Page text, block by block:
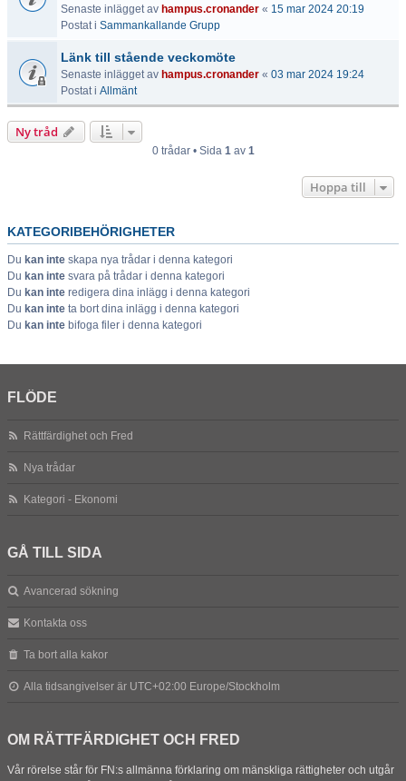
Senaste inlägget av hampus.cronander « 15 mar 2024 20:19
Postat i Sammankallande Grupp
Länk till stående veckomöte
Senaste inlägget av hampus.cronander « 03 mar 2024 19:24
Postat i Allmänt
Ny tråd
0 trådar • Sida 1av 1
Hoppa till
KATEGORIBEHÖRIGHETER
Du kan inte skapa nya trådar i denna kategori
Du kan inte svara på trådar i denna kategori
Du kan inte redigera dina inlägg i denna kategori
Du kan inte ta bort dina inlägg i denna kategori
Du kan inte bifoga filer i denna kategori
FLÖDE
Rättfärdighet och Fred
Nya trådar
Kategori - Ekonomi
GÅ TILL SIDA
Avancerad sökning
Kontakta oss
Ta bort alla kakor
Alla tidsangivelser är UTC+02:00 Europe/Stockholm
OM RÄTTFÄRDIGHET OCH FRED
Vår rörelse står för FN:s allmänna förklaring om mänskliga rättigheter och utgår